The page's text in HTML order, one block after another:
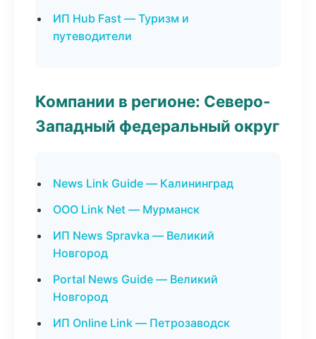
ИП Hub Fast — Туризм и
путеводители
Компании в регионе: Северо-
Западный федеральный округ
News Link Guide — Калининград
ООО Link Net — Мурманск
ИП News Spravka — Великий
Новгород
Portal News Guide — Великий
Новгород
ИП Online Link — Петрозаводск